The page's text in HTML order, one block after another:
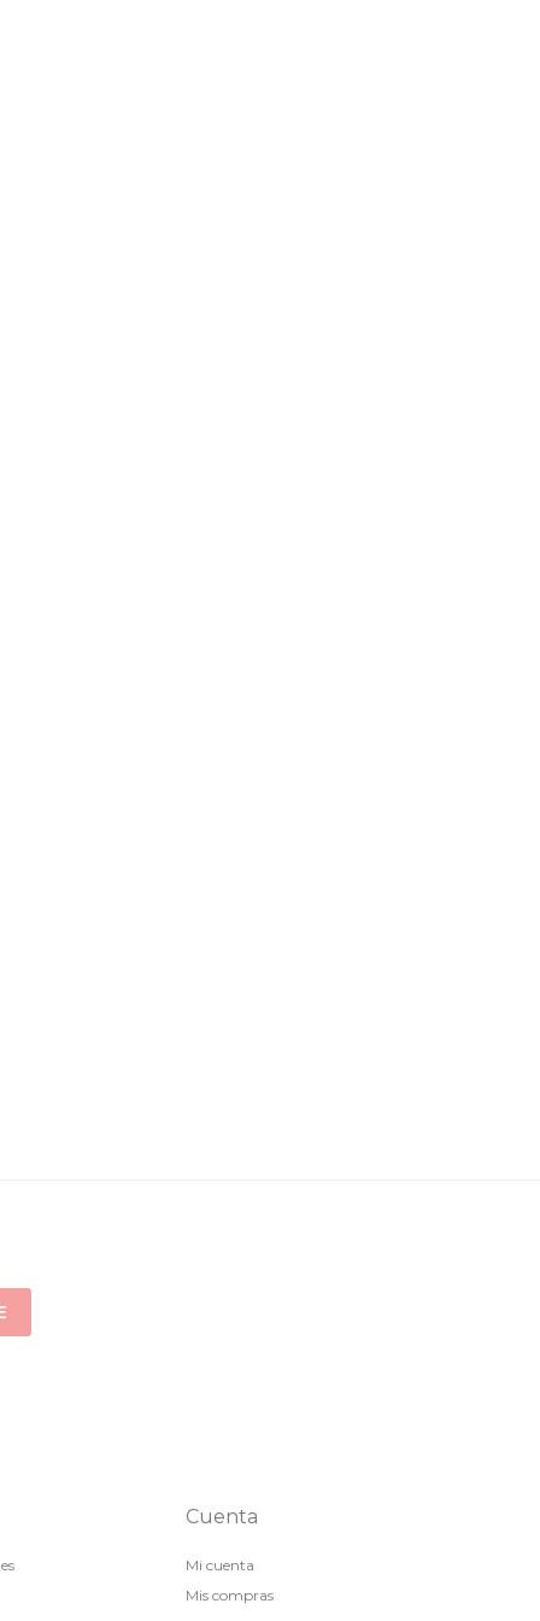
Cuenta
Mi cuenta
Mis compras